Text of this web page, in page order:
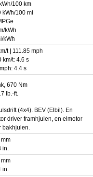
100 km
kWh/100 mi
kWh
kWh
t | 111.85 mph
km/t: 4.6 s
4.4 s
670 Nm
lb.-ft.
(4x4). BEV (Elbil). En
driver framhjulen, en elmotor
bakhjulen.
in.
in.